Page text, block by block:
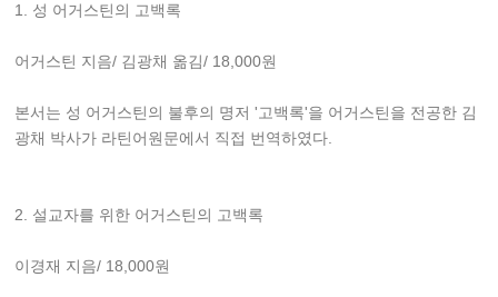
1. 성 어거스틴의 고백록
어거스틴 지음/ 김광채 옮김/ 18,000원
본서는 성 어거스틴의 불후의 명저 '고백록'을 어거스틴을 전공한 김
광채 박사가 라틴어원문에서 직접 번역하였다.
2. 설교자를 위한 어거스틴의 고백록
이경재 지음/ 18,000원